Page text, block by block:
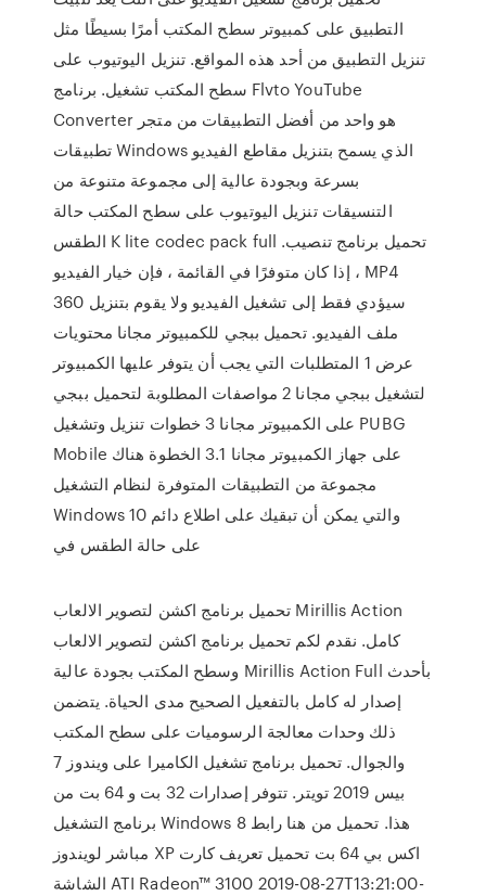
التطبيق على كمبيوتر سطح المكتب أمرًا بسيطًا مثل
تنزيل التطبيق من أحد هذه المواقع. تنزيل اليوتيوب على
سطح المكتب تشغيل. برنامج Flvto YouTube
Converter هو واحد من أفضل التطبيقات من متجر
تطبيقات Windows الذي يسمح بتنزيل مقاطع الفيديو
بسرعة وبجودة عالية إلى مجموعة متنوعة من
التنسيقات تنزيل اليوتيوب على سطح المكتب حالة
الطقس K lite codec pack full تحميل برنامج تنصيب.
، إذا كان متوفرًا في القائمة ، فإن خيار الفيديو MP4
360 سيؤدي فقط إلى تشغيل الفيديو ولا يقوم بتنزيل
ملف الفيديو. تحميل ببجي للكمبيوتر مجانا محتويات
عرض 1 المتطلبات التي يجب أن يتوفر عليها الكمبيوتر
لتشغيل ببجي مجانا 2 مواصفات المطلوبة لتحميل ببجي
على الكمبيوتر مجانا 3 خطوات تنزيل وتشغيل PUBG
Mobile على جهاز الكمبيوتر مجانا 3.1 الخطوة هناك
مجموعة من التطبيقات المتوفرة لنظام التشغيل
Windows 10 والتي يمكن أن تبقيك على اطلاع دائم
على حالة الطقس في
تحميل برنامج اكشن لتصوير الالعاب Mirillis Action
كامل. نقدم لكم تحميل برنامج اكشن لتصوير الالعاب
وسطح المكتب بجودة عالية Mirillis Action Full بأحدث
إصدار له كامل بالتفعيل الصحيح مدى الحياة. يتضمن
ذلك وحدات معالجة الرسوميات على سطح المكتب
والجوال. تحميل برنامج تشغيل الكاميرا على ويندوز 7
بيس 2019 تويتر. تتوفر إصدارات 32 بت و 64 بت من
برنامج التشغيل Windows 8 هذا. تحميل من هنا رابط
مباشر لويندوز XP اكس بي 64 بت تحميل تعريف كارت
الشاشة ATI Radeon™ 3100 2019-08-27T13:21:00-